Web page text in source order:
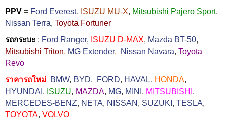
PPV = Ford Everest, ISUZU MU-X, Mitsubishi Pajero Sport,
Nissan Terra, Toyota Fortuner
รถกระบะ : Ford Ranger, ISUZU D-MAX, Mazda BT-50,
Mitsubishi Triton, MG Extender, Nissan Navara, Toyota
Revo
ราคารถใหม่ BMW, BYD, FORD, HAVAL, HONDA,
HYUNDAI , ISUZU, MAZDA, MG, MINI , MITSUBISHI ,
MERCEDES-BENZ, NETA, NISSAN , SUZUKI , TESLA,
TOYOTA, VOLVO